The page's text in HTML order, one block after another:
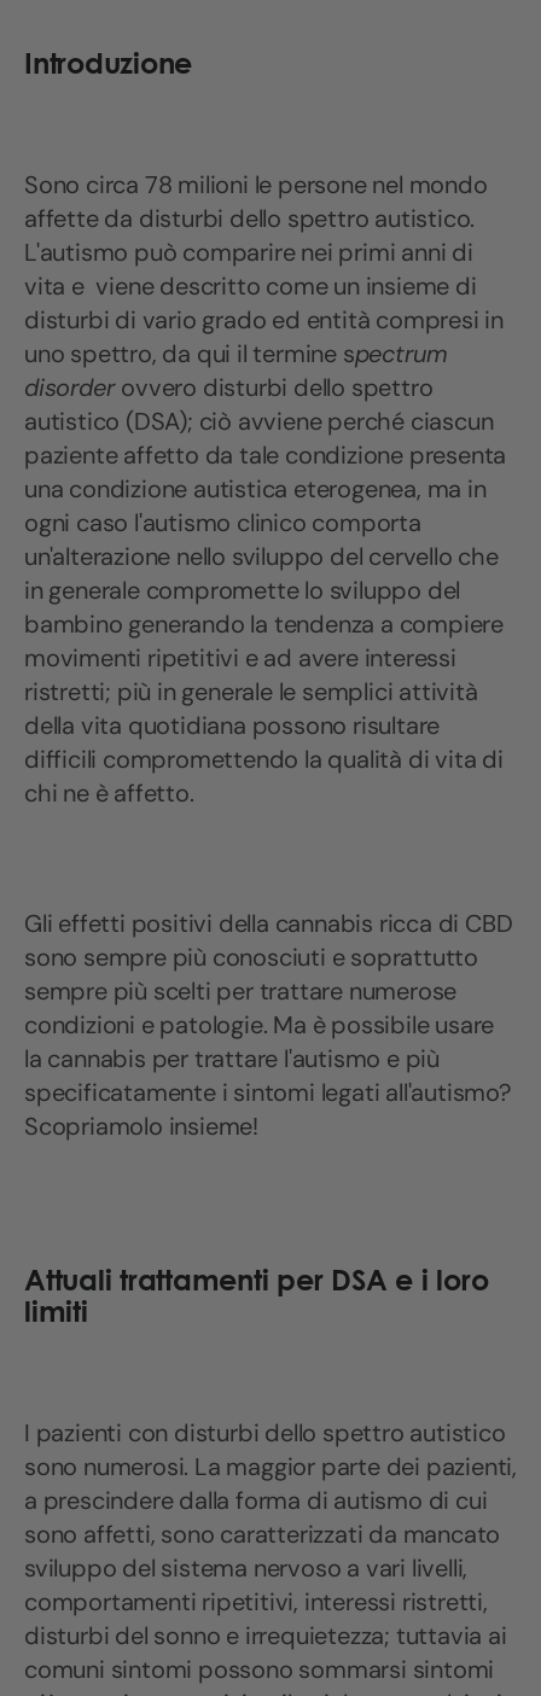
Introduzione
Sono circa 78 milioni le persone nel mondo
affette da disturbi dello spettro autistico.
L'autismo può comparire nei primi anni di
vita e viene descritto come un insieme di
disturbi di vario grado ed entità compresi in
uno spettro, da qui il termine spectrum
disorderovvero disturbi dello spettro
autistico (DSA); ciò avviene perché ciascun
paziente affetto da tale condizione presenta
una condizione autistica eterogenea, ma in
ogni caso l'autismo clinico comporta
un'alterazione nello sviluppo del cervello che
in generale compromette lo sviluppo del
bambino generando la tendenza a compiere
movimenti ripetitivi e ad avere interessi
ristretti; più in generale le semplici attività
della vita quotidiana possono risultare
difficili compromettendo la qualità di vita di
chi ne è affetto.
Gli effetti positivi della cannabis ricca di CBD
sono sempre più conosciuti e soprattutto
sempre più scelti per trattare numerose
condizioni e patologie. Ma è possibile usare
la cannabis per trattare l'autismo e più
specificatamente i sintomi legati all'autismo?
Scopriamolo insieme!
Attuali trattamenti per DSA e i loro
limiti
I pazienti con disturbi dello spettro autistico
sono numerosi. La maggior parte dei pazienti,
a prescindere dalla forma di autismo di cui
sono affetti, sono caratterizzati da mancato
sviluppo del sistema nervoso a vari livelli,
comportamenti ripetitivi, interessi ristretti,
disturbi del sonno e irrequietezza; tuttavia ai
comuni sintomi possono sommarsi sintomi